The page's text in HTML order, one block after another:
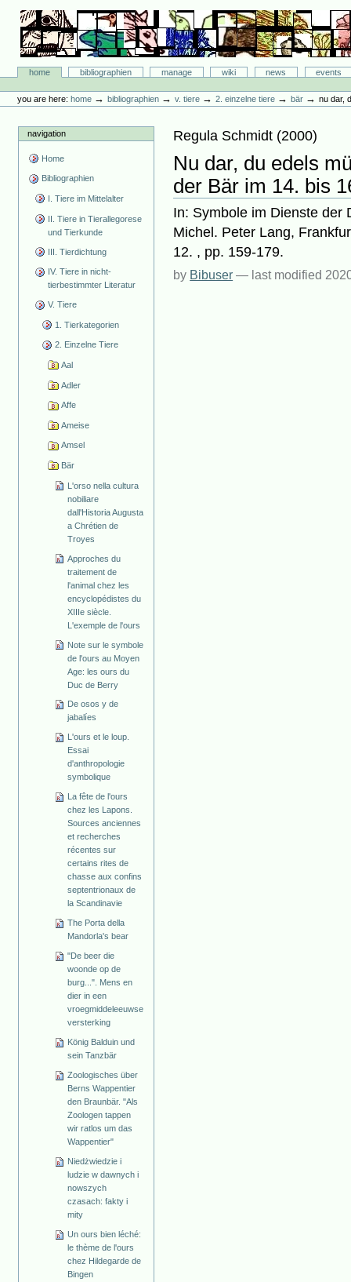
content.
navigation
Bibliographie-Portal
Sectionshome bibliographien manage wiki news
events
tools
you are here: home →bibliographien →v. tiere →2. einzelne tiere →bär →nu dar,
navigation
Home
Bibliographien
I. Tiere im Mittelalter
II. Tiere in Tierallegorese
und Tierkunde
III. Tierdichtung
IV. Tiere in nicht-
tierbestimmter Literatur
V. Tiere
1. Tierkategorien
2. Einzelne Tiere
Aal
Adler
Affe
Ameise
Amsel
Bär
L'orso nella cultura
nobiliare
dall'Historia Augusta
a Chrétien de
Troyes
Approches du
traitement de
l'animal chez les
encyclopédistes du
XIIIe siècle.
L'exemple de l'ours
Note sur le symbole
de l'ours au Moyen
Age: les ours du
Duc de Berry
De osos y de
jabalíes
L'ours et le loup.
Essai
d'anthropologie
symbolique
La fête de l'ours
chez les Lapons.
Sources anciennes
et recherches
récentes sur
certains rites de
chasse aux confins
septentrionaux de
la Scandinavie
The Porta della
Mandorla's bear
"De beer die
woonde op de
burg...". Mens en
dier in een
vroegmiddeleeuwse
versterking
König Balduin und
sein Tanzbär
Zoologisches über
Berns Wappentier
den Braunbär. "Als
Zoologen tappen
wir ratlos um das
Wappentier"
Niedżwiedzie i
ludzie w dawnych i
nowszych
czasach: fakty i
mity
Un ours bien léché:
le thème de l'ours
chez Hildegarde de
Bingen
Regula Schmidt (2000)
Nu dar, du edels
der Bär im 14. bis
In: Symbole im Dienste der
Michel. Peter Lang,
12. , pp. 159-179.
by Bibuser — last modified